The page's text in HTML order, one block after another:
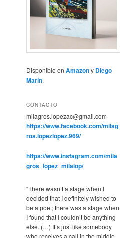
Disponible en Amazony Diego
Marín.
CONTACTO
milagros.lopezac@gmail.com
https://www.facebook.com/milag
ros.lopezlopez.969/
https://www.instagram.com/mila
gros_lopez_milalop/
“There wasn’t a stage when I
decided that I definitely wished to
be a poet; there was a stage when
I found that I couldn’t be anything
else. (…) It’s just like somebody
who receives a call in the middle